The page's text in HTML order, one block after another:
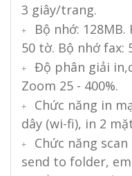
3 giây/trang.
+
Bộ nhớ: 128MB.
50 tờ. Bộ nhớ fax:
+
Độ phân giải
Zoom 25 - 400%.
+
Chức năng in
dây (wi-fi), in 2
+
Chức năng
send to folder,